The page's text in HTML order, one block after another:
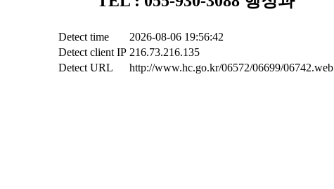
Detect time
2026-08-06 19:56:42
Detect client IP 216.73.216.135
Detect URL
http://www.hc.go.kr/06572/06699/06742.web